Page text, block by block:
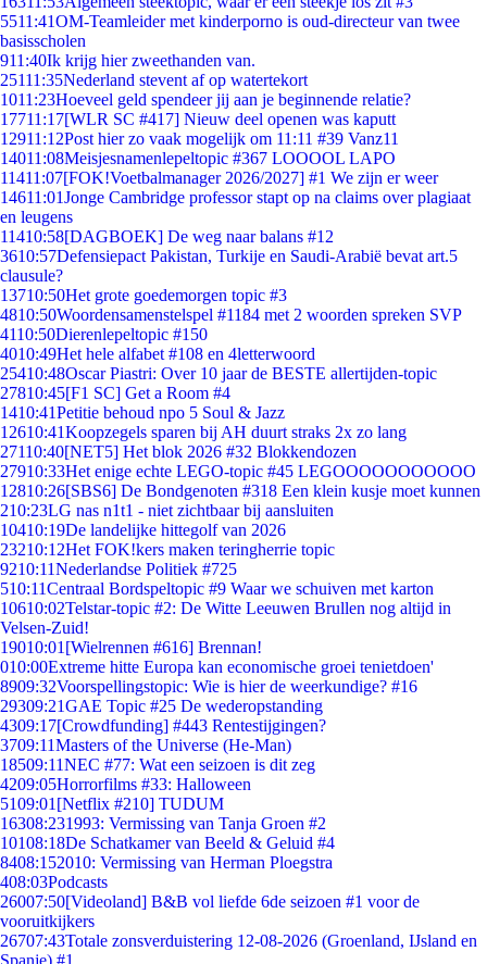
5511:41OM-Teamleider met kinderporno is oud-directeur van twee
basisscholen
911:40Ik krijg hier zweethanden van.
25111:35Nederland stevent af op watertekort
1011:23Hoeveel geld spendeer jij aan je beginnende relatie?
17711:17[WLR SC #417] Nieuw deel openen was kaputt
12911:12Post hier zo vaak mogelijk om 11:11 #39 Vanz11
14011:08Meisjesnamenlepeltopic #367 LOOOOL LAPO
11411:07[FOK!Voetbalmanager 2026/2027] #1 We zijn er weer
14611:01Jonge Cambridge professor stapt op na claims over plagiaat
en leugens
11410:58[DAGBOEK] De weg naar balans #12
3610:57Defensiepact Pakistan, Turkije en Saudi-Arabië bevat art.5
clausule?
13710:50Het grote goedemorgen topic #3
4810:50Woordensamenstelspel #1184 met 2 woorden spreken SVP
4110:50Dierenlepeltopic #150
4010:49Het hele alfabet #108 en 4letterwoord
25410:48Oscar Piastri: Over 10 jaar de BESTE allertijden-topic
27810:45[F1 SC] Get a Room #4
1410:41Petitie behoud npo 5 Soul & Jazz
12610:41Koopzegels sparen bij AH duurt straks 2x zo lang
27110:40[NET5] Het blok 2026 #32 Blokkendozen
27910:33Het enige echte LEGO-topic #45 LEGOOOOOOOOOOO
12810:26[SBS6] De Bondgenoten #318 Een klein kusje moet kunnen
210:23LG nas n1t1 - niet zichtbaar bij aansluiten
10410:19De landelijke hittegolf van 2026
23210:12Het FOK!kers maken teringherrie topic
9210:11Nederlandse Politiek #725
510:11Centraal Bordspeltopic #9 Waar we schuiven met karton
10610:02Telstar-topic #2: De Witte Leeuwen Brullen nog altijd in
Velsen-Zuid!
19010:01 [Wielrennen #616] Brennan!
010:00Extreme hitte Europa kan economische groei tenietdoen'
8909:32Voorspellingstopic: Wie is hier de weerkundige? #16
29309:21GAE Topic #25 De wederopstanding
4309:17[Crowdfunding] #443 Rentestijgingen?
3709:11Masters of the Universe (He-Man)
18509:11NEC #77: Wat een seizoen is dit zeg
4209:05Horrorfilms #33: Halloween
5109:01 [Netflix #210] TUDUM
16308:231993: Vermissing van Tanja Groen #2
10108:18De Schatkamer van Beeld & Geluid #4
8408:152010: Vermissing van Herman Ploegstra
408:03Podcasts
26007:50[Videoland] B&B vol liefde 6de seizoen #1 voor de
vooruitkijkers
26707:43Totale zonsverduistering 12-08-2026 (Groenland, IJsland en
Spanje) #1